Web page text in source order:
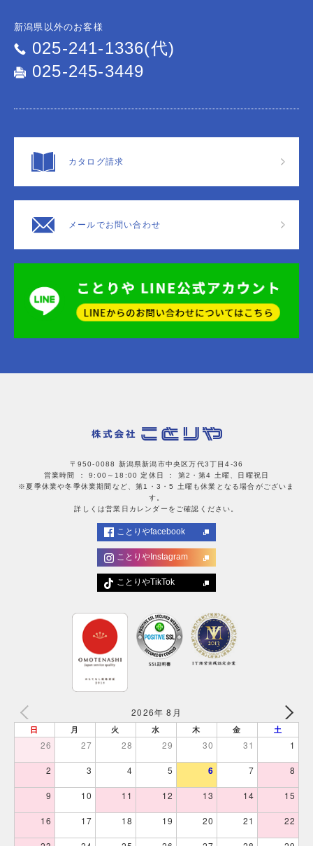
新潟県以外のお客様
025-241-1336(代)
025-245-3449
カタログ請求
メールでお問い合わせ
〒950-0088 新潟県新潟市中央区万代3丁目4-36
営業時間 ： 9:00～18:00 定休日 ： 第2・第4 土曜、日曜祝日
※夏季休業や冬季休業期間など、第1・3・5 土曜も休業となる場合がございま
す。
詳しくは営業日カレンダーをご確認ください。
ことりやfacebook
ことりやInstagram
ことりやTikTok
2026年 8月
日 月 火 水 木 金 土
26 27 28 29 30 31 1
2 3 4 5 6 7 8
9 10 11 12 13 14 15
16 17 18 19 20 21 22